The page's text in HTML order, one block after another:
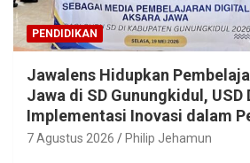
PENDIDIKAN
Jawalens Hidupkan
Jawa di SD Gunungkidul, USD
Implementasi Inovasi dalam
7 Agustus 2026 Philip Jehamun